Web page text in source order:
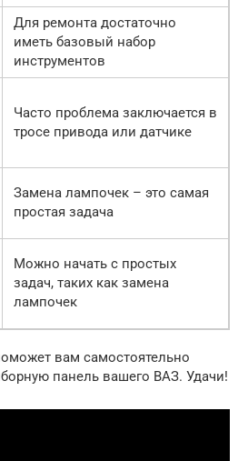
Для ремонта достаточно
иметь базовый набор
инструментов
Часто проблема заключается в
тросе привода или датчике
Замена лампочек – это самая
простая задача
Можно начать с простых
задач, таких как замена
лампочек
вам самостоятельно
панель вашего ВАЗ. Удачи!